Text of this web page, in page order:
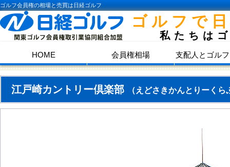
ゴルフ会員権の相場と売買は日経ゴルフ
ゴルフで
私たちは
HOME 会員権相場 支配人とゴル
江戸崎カントリー倶楽部 （えどさきかんとりーくら